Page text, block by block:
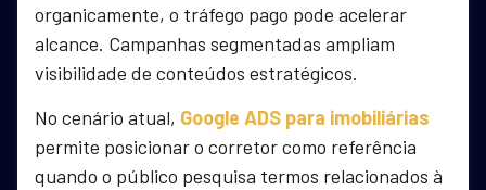
organicamente, o tráfego pago pode acelerar
alcance. Campanhas segmentadas ampliam
visibilidade de conteúdos estratégicos.
No cenário atual, Google ADS para imobiliárias
permite posicionar o corretor como referência
quando o público pesquisa termos relacionados à